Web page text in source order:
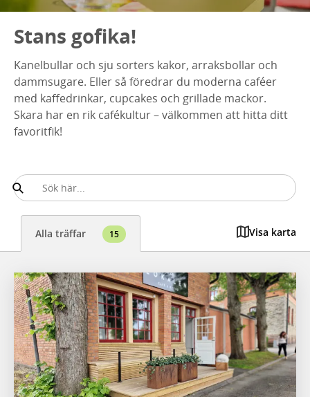
Stans gofika!
Kanelbullar och sju sorters kakor, arraksbollar och
dammsugare. Eller så föredrar du moderna caféer
med kaffedrinkar, cupcakes och grillade mackor.
Skara har en rik cafékultur – välkommen att hitta ditt
favoritfik!
Alla träffar 15 Visa karta